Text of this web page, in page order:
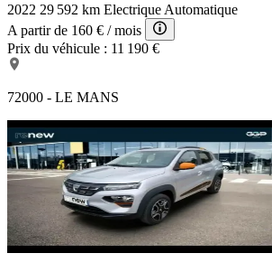
2022 29 592 km Electrique Automatique
A partir de 160 € / mois
Prix du véhicule : 11 190 €
72000 - LE MANS